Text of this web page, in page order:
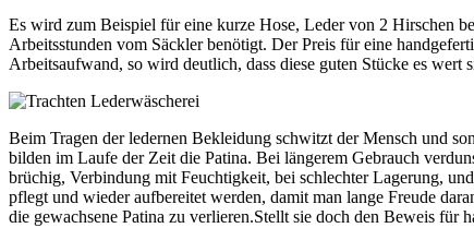
Es wird zum Beispiel für eine kurze Hose, Leder von 2 Hirschen
Arbeitsstunden vom Säckler benötigt. Der Preis für eine
Arbeitsaufwand, so wird deutlich, dass diese guten Stücke es wert
Beim Tragen der ledernen Bekleidung schwitzt der Mensch und
bilden im Laufe der Zeit die Patina. Bei längerem Gebrauch
brüchig, Verbindung mit Feuchtigkeit, bei schlechter Lagerung,
pflegt und wieder aufbereitet werden, damit man lange Freude
die gewachsene Patina zu verlieren.Stellt sie doch den Beweis